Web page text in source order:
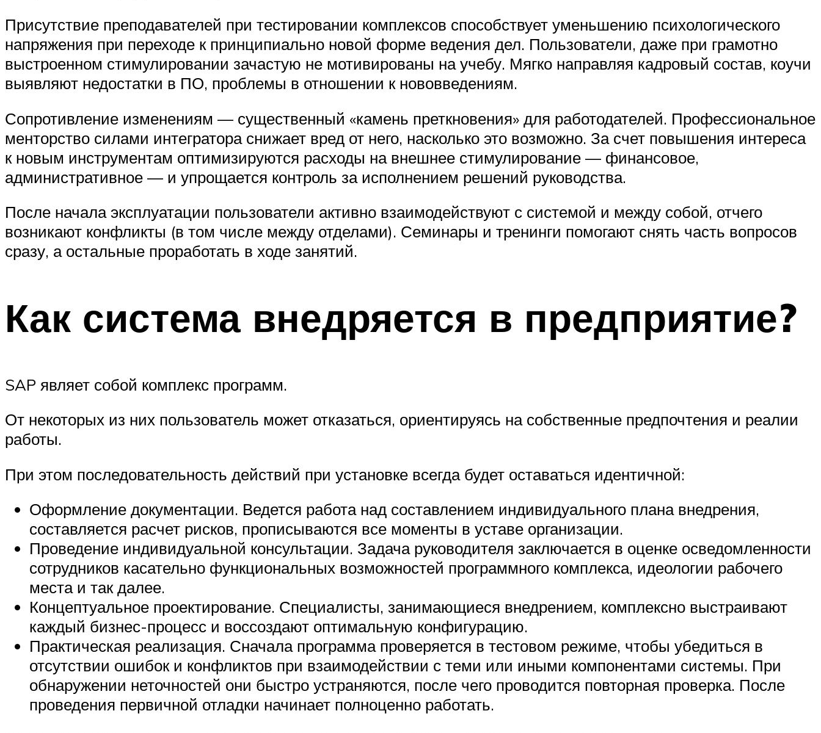
Присутствие преподавателей при тестировании комплексов способствует уменьшению психологического
напряжения при переходе к принципиально новой форме ведения дел. Пользователи, даже при грамотно
выстроенном стимулировании зачастую не мотивированы на учебу. Мягко направляя кадровый состав, коучи
выявляют недостатки в ПО, проблемы в отношении к нововведениям.
Сопротивление изменениям — существенный «камень преткновения» для работодателей. Профессиональное
менторство силами интегратора снижает вред от него, насколько это возможно. За счет повышения интереса
к новым инструментам оптимизируются расходы на внешнее стимулирование — финансовое,
административное — и упрощается контроль за исполнением решений руководства.
После начала эксплуатации пользователи активно взаимодействуют с системой и между собой, отчего
возникают конфликты (в том числе между отделами). Семинары и тренинги помогают снять часть вопросов
сразу, а остальные проработать в ходе занятий.
Как система внедряется в предприятие?
SAP являет собой комплекс программ.
От некоторых из них пользователь может отказаться, ориентируясь на собственные предпочтения и реалии
работы.
При этом последовательность действий при установке всегда будет оставаться идентичной:
Оформление документации. Ведется работа над составлением индивидуального плана внедрения,
составляется расчет рисков, прописываются все моменты в уставе организации.
Проведение индивидуальной консультации. Задача руководителя заключается в оценке осведомленности
сотрудников касательно функциональных возможностей программного комплекса, идеологии рабочего
места и так далее.
Концептуальное проектирование. Специалисты, занимающиеся внедрением, комплексно выстраивают
каждый бизнес-процесс и воссоздают оптимальную конфигурацию.
Практическая реализация. Сначала программа проверяется в тестовом режиме, чтобы убедиться в
отсутствии ошибок и конфликтов при взаимодействии с теми или иными компонентами системы. При
обнаружении неточностей они быстро устраняются, после чего проводится повторная проверка. После
проведения первичной отладки начинает полноценно работать.